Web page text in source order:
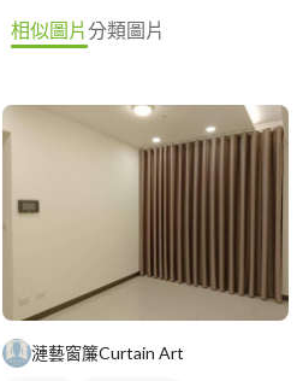
相似圖片分類圖片
漣藝窗簾Curtain Art